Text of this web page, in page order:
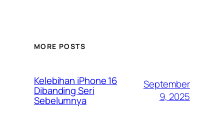
MORE POSTS
Kelebihan iPhone 16
Dibanding Seri
Sebelumnya
September
9, 2025